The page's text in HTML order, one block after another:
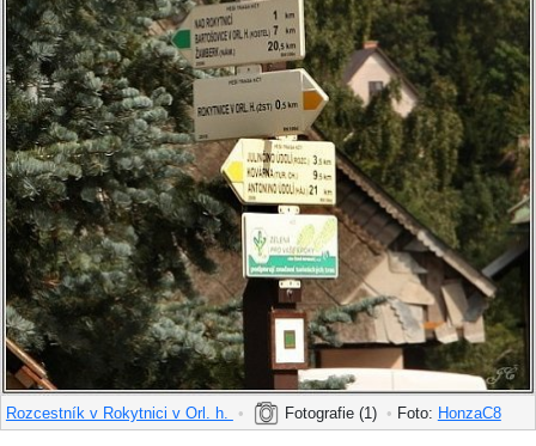
Rozcestník v Rokytnici v Orl. h. • Fotografie (1) • Foto: HonzaC8